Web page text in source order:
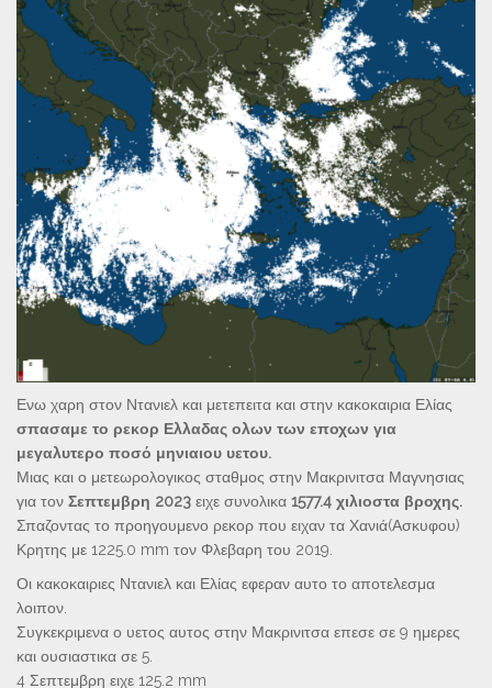
Ενω χαρη στον Ντανιελ και μετεπειτα και στην κακοκαιρια Ελίας
σπασαμε το ρεκορ Ελλαδας ολων των εποχων για
μεγαλυτερο ποσό μηνιαιου υετου.
Μιας και ο μετεωρολογικος σταθμος στην Μακρινιτσα Μαγνησιας
για τον Σεπτεμβρη 2023 ειχε συνολικα 1577.4 χιλιοστα βροχης.
Σπαζοντας το προηγουμενο ρεκορ που ειχαν τα Χανιά(Ασκυφου)
Κρητης με 1225.0 mm τον Φλεβαρη του 2019.
Οι κακοκαιριες Ντανιελ και Ελίας εφεραν αυτο το αποτελεσμα
λοιπον.
Συγκεκριμενα ο υετος αυτος στην Μακρινιτσα επεσε σε 9 ημερες
και ουσιαστικα σε 5.
4 Σεπτεμβρη ειχε 125.2 mm